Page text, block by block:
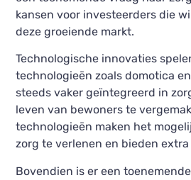
kansen voor investeerders die
deze groeiende markt.
Technologische innovaties
technologieën zoals domotica
steeds vaker geïntegreerd in
leven van bewoners te
technologieën maken het
zorg te verlenen en bieden
Bovendien is er een